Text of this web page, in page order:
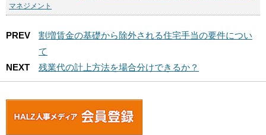
マネジメント
PREV
割増賃金の基礎から除外される住宅手当の要件につい
て
NEXT
残業代の計上方法を場合分けできるか？